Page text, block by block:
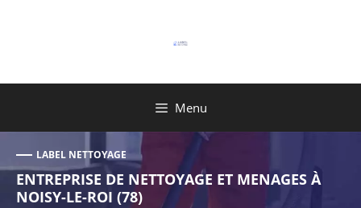
Menu
LABEL NETTOYAGE
ENTREPRISE DE NETTOYAGE ET MENAGES À
NOISY-LE-ROI (78)